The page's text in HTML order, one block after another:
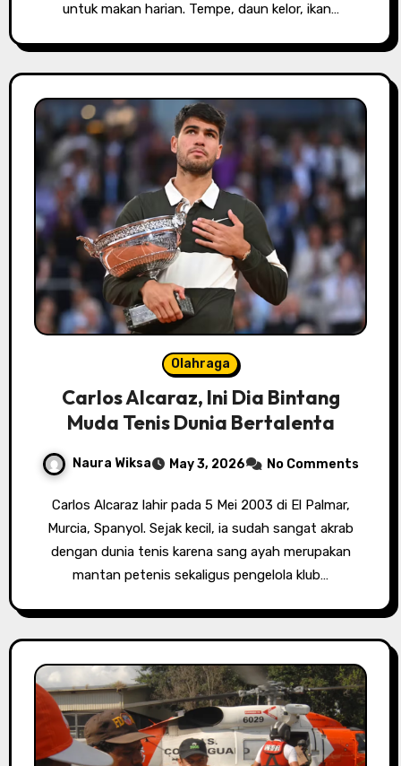
untuk makan harian. Tempe, daun kelor, ikan…
Olahraga
Carlos Alcaraz, Ini Dia Bintang
Muda Tenis Dunia Bertalenta
Naura Wiksa May 3, 2026 No Comments
Carlos Alcaraz lahir pada 5 Mei 2003 di El Palmar,
Murcia, Spanyol. Sejak kecil, ia sudah sangat akrab
dengan dunia tenis karena sang ayah merupakan
mantan petenis sekaligus pengelola klub…